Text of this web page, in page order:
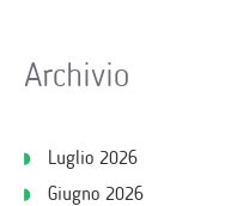
Archivio
Luglio 2026
Giugno 2026